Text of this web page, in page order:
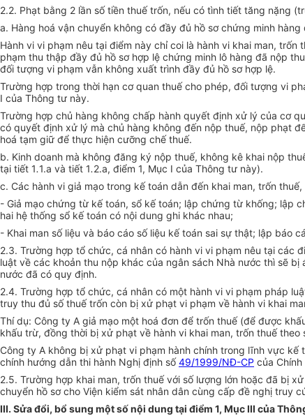
2.2. Phạt bằng 2 lần số tiền thuế trốn, nếu có tình tiết tăng nặng
a. Hàng hoá vận chuyển không có đầy đủ hồ sơ chứng minh
Hành vi vi phạm nêu tại điểm này chỉ coi là hành vi khai man,
phạm thu thập đầy đủ hồ sơ hợp lệ chứng minh lô hàng đã nộp
đối tượng vi phạm vẫn không xuất trình đầy đủ hồ sơ hợp lệ.
Trường hợp trong thời hạn cơ quan thuế cho phép, đối tượng vi
I của Thông tư này.
Trường hợp chủ hàng không chấp hành quyết định xử lý của cơ
có quyết định xử lý mà chủ hàng không đến nộp thuế, nộp phạt
hoá tạm giữ để thực hiện cưỡng chế thuế.
b. Kinh doanh mà không đăng ký nộp thuế, không kê khai nộp
tại tiết 1.1.a và tiết 1.2.a, điểm 1, Mục I của Thông tư này).
c. Các hành vi giả mạo trong kế toán dẫn đến khai man, trốn thuế,
- Giả mạo chứng từ kế toán, sổ kế toán; lập chứng từ khống; lập
hai hệ thống sổ kế toán có nội dung ghi khác nhau;
- Khai man số liệu và báo cáo số liệu kế toán sai sự thật; lập báo
2.3. Trường hợp tổ chức, cá nhân có hành vi vi phạm nêu tại các
luật về các khoản thu nộp khác của ngân sách Nhà nước thì sẽ
nước đã có quy định.
2.4. Trường hợp tổ chức, cá nhân có một hành vi vi phạm pháp
truy thu đủ số thuế trốn còn bị xử phạt vi phạm về hành vi khai
Thí dụ: Công ty A giả mạo một hoá đơn để trốn thuế (để được
khấu trừ, đồng thời bị xử phạt về hành vi khai man, trốn thuế theo
Công ty A không bị xử phạt vi phạm hành chính trong lĩnh vực
chính hướng dẫn thi hành Nghị định số49/1999/NĐ-CP của
2.5. Trường hợp khai man, trốn thuế với số lượng lớn hoặc đã bị
chuyển hồ sơ cho Viện kiểm sát nhân dân cùng cấp đề nghị truy
III. Sửa đổi, bổ sung một số nội dung tại điểm 1, Mục III của